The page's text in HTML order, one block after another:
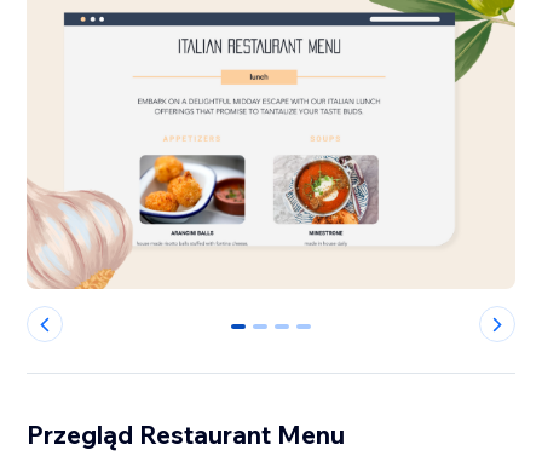
0 1 2 3
Przegląd Restaurant Menu